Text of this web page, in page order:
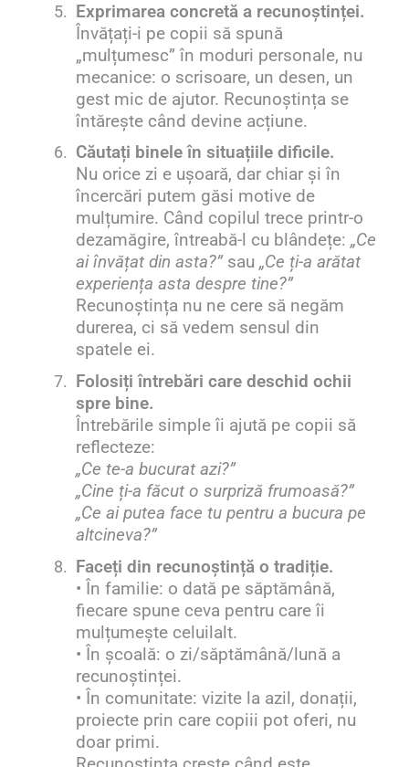
5. Exprimarea concretă a recunoștinței.
Învățați-i pe copii să spună
„mulțumesc” în moduri personale, nu
mecanice: o scrisoare, un desen, un
gest mic de ajutor. Recunoștința se
întărește când devine acțiune.
6. Căutați binele în situațiile dificile.
Nu orice zi e ușoară, dar chiar și în
încercări putem găsi motive de
mulțumire. Când copilul trece printr-o
dezamăgire, întreabă-l cu blândețe: „Ce
ai învățat din asta?”sau „Ce ți-a arătat
experiența asta despre tine?”
Recunoștința nu ne cere să negăm
durerea, ci să vedem sensul din
spatele ei.
7.
Folosiți întrebări care deschid ochii
spre bine.
Întrebările simple îi ajută pe copii să
reflecteze:
„Ce te-a bucurat azi?”
„Cine ți-a făcut o surpriză frumoasă?”
„Ce ai putea face tu pentru a bucura pe
altcineva?”
8. Faceți din recunoștință o tradiție.
• În familie: o dată pe săptămână,
fiecare spune ceva pentru care îi
mulțumește celuilalt.
• În școală: o zi/săptămână/lună a
recunoștinței.
• În comunitate: vizite la azil, donații,
proiecte prin care copiii pot oferi, nu
doar primi.